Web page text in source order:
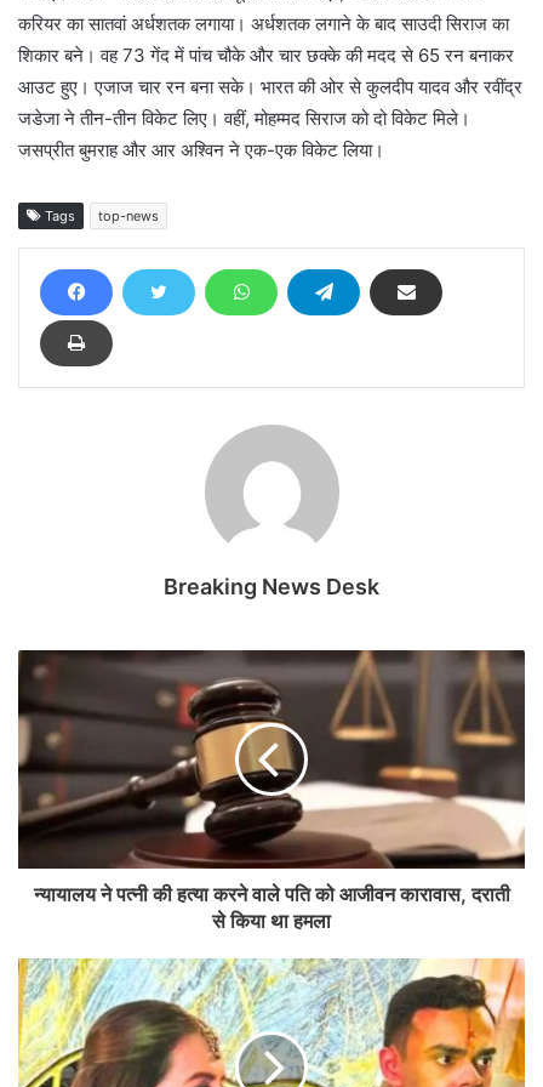
करियर का सातवां अर्धशतक लगाया। अर्धशतक लगाने के बाद साउदी सिराज का
शिकार बने। वह 73 गेंद में पांच चौके और चार छक्के की मदद से 65 रन बनाकर
आउट हुए। एजाज चार रन बना सके। भारत की ओर से कुलदीप यादव और रवींद्र
जडेजा ने तीन-तीन विकेट लिए। वहीं, मोहम्मद सिराज को दो विकेट मिले।
जसप्रीत बुमराह और आर अश्विन ने एक-एक विकेट लिया।
Tags top-news
Breaking News Desk
न्यायालय ने पत्नी की हत्या करने वाले पति को आजीवन कारावास, दराती
से किया था हमला